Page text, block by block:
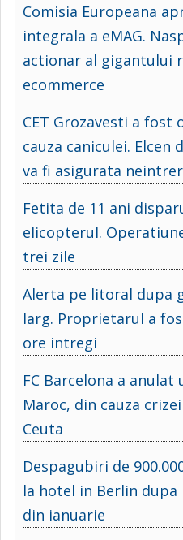
Comisia Europeana
integrala a eMAG.
actionar al gigantului
ecommerce
CET Grozavesti a
cauza caniculei. Elcen
va fi asigurata
Fetita de 11 ani
elicopterul.
trei zile
Alerta pe litoral dupa
larg. Proprietarul a
ore intregi
FC Barcelona a anulat
Maroc, din cauza
Ceuta
Despagubiri de
la hotel in Berlin dupa
din ianuarie